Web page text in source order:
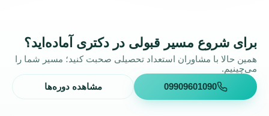
برای شروع مسیر قبولی در دکتری آماده‌اید؟
همین حالا با مشاوران استعداد تحصیلی صحبت کنید؛ مسیر شما را
می‌چینیم.
09909601090 مشاهده دوره‌ها